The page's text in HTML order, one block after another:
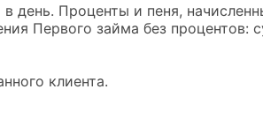
день. Проценты и пеня,
Первого займа без процентов:
клиента.